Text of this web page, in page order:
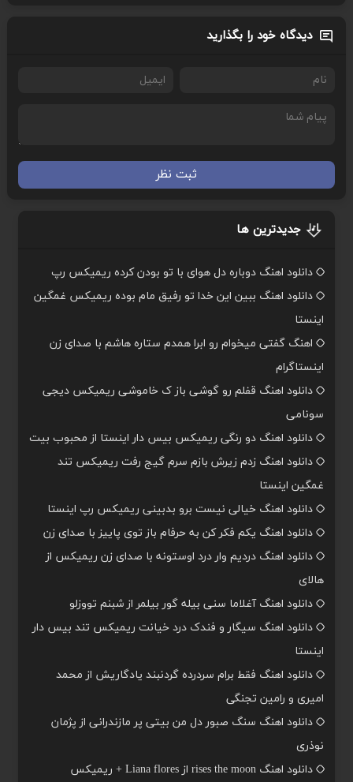
دیدگاه خود را بگذارید
ثبت نظر
جدیدترین ها
دانلود اهنگ دوباره دل هوای با تو بودن کرده ریمیکس رپ
دانلود اهنگ ببین این خدا تو رفیق مام بوده ریمیکس غمگین
اینستا
اهنگ گفتی میخوام رو ابرا همدم ستاره هاشم با صدای زن
اینستاگرام
دانلود اهنگ قفلم رو گوشی باز ک خاموشی ریمیکس دیجی
سونامی
دانلود اهنگ دو رنگی ریمیکس بیس دار اینستا از محبوب بیت
دانلود اهنگ زدم زیرش بازم سرم گیج رفت ریمیکس تند
غمگین اینستا
دانلود اهنگ خیالی نیست برو بدبینی ریمیکس رپ اینستا
دانلود اهنگ یکم فکر کن به حرفام باز توی پاییز با صدای زن
دانلود اهنگ دردیم وار درد اوستونه با صدای زن ریمیکس از
هالای
دانلود اهنگ آغلاما سنی بیله گور بیلمر از شبنم تووزلو
دانلود اهنگ سیگار و فندک درد خیانت ریمیکس تند بیس دار
اینستا
دانلود اهنگ فقط برام سردرده گردنبند یادگاریش از محمد
امیری و رامین تجنگی
دانلود اهنگ سنگ صبور دل من بیتی پر مازندرانی از پژمان
نوذری
دانلود اهنگ rises the moon از Liana flores + ریمیکس